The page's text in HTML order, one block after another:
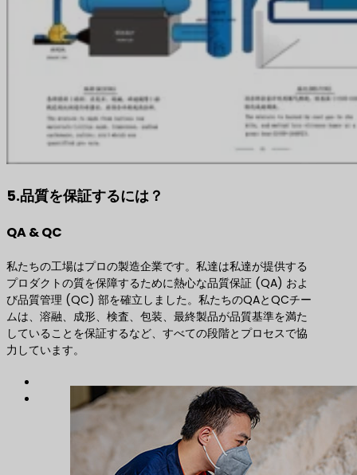
5.品質を保証するには？
QA & QC
私たちの工場はプロの製造企業です。私達は私達が提供する
プロダクトの質を保障するために熱心な品質保証 (QA) およ
び品質管理 (QC) 部を確立しました。私たちのQAとQCチー
ムは、溶融、成形、検査、包装、最終製品が品質基準を満た
していることを保証するなど、すべての段階とプロセスで協
力しています。